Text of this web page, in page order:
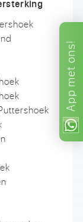
App
met
ons!